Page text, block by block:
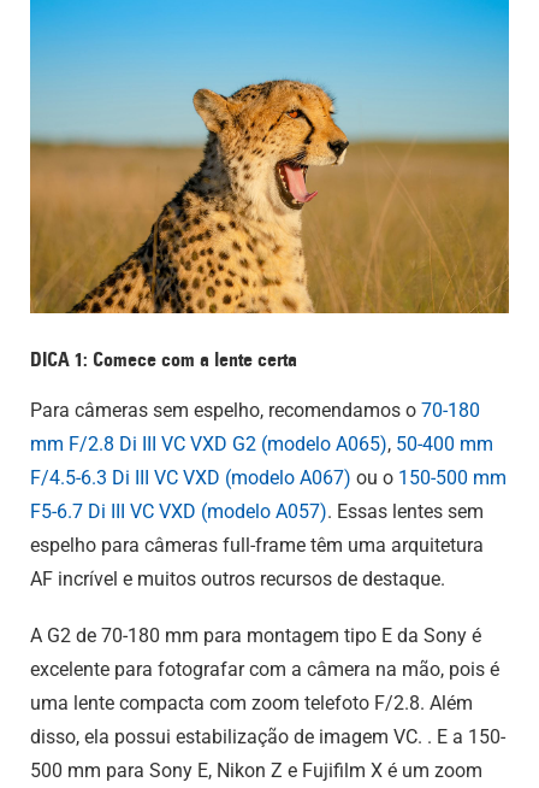
DICA 1: Comece com a lente certa
Para câmeras sem espelho, recomendamos o 70-180
mm F/2.8 Di III VC VXD G2 (modelo A065), 50-400 mm
F/4.5-6.3 Di III VC VXD (modelo A067) ou o 150-500 mm
F5-6.7 Di III VC VXD (modelo A057). Essas lentes sem
espelho para câmeras full-frame têm uma arquitetura
AF incrível e muitos outros recursos de destaque.
A G2 de 70-180 mm para montagem tipo E da Sony é
excelente para fotografar com a câmera na mão, pois é
uma lente compacta com zoom telefoto F/2.8. Além
disso, ela possui estabilização de imagem VC. . E a 150-
500 mm para Sony E, Nikon Z e Fujifilm X é um zoom